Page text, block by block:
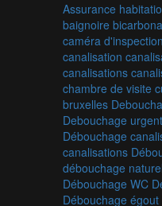
Assurance
baignoire
caméra d'inspection
canalisation
canalisations
chambre de visite
bruxelles
Debouchage
Débouchage
canalisations
débouchage naturel
Débouchage WC
Débouchage égout